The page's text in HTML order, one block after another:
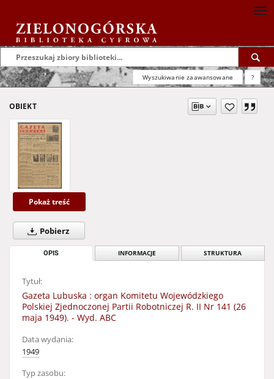
Wyszukiwanie zaawansowane ?
OBIEKT
Pokaż treść
Pobierz
OPIS INFORMACJE STRUKTURA
Tytuł:
Gazeta Lubuska : organ Komitetu Wojewódzkiego
Polskiej Zjednoczonej Partii Robotniczej R. II Nr 141 (26
maja 1949). - Wyd. ABC
Data wydania:
1949
Typ zasobu: